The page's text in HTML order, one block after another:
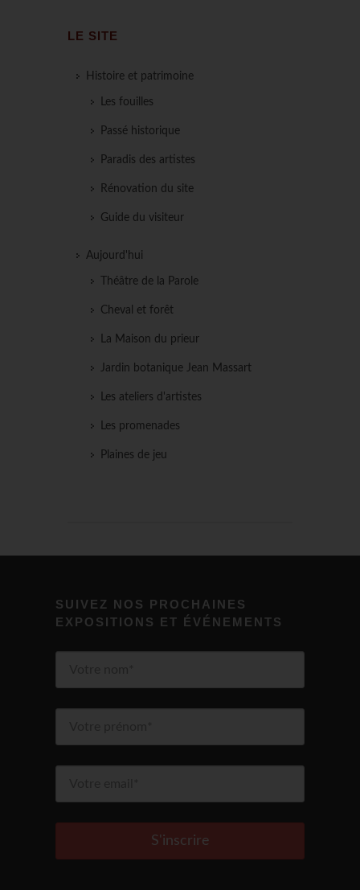
LE SITE
Histoire et patrimoine
Les fouilles
Passé historique
Paradis des artistes
Rénovation du site
Guide du visiteur
Aujourd'hui
Théâtre de la Parole
Cheval et forêt
La Maison du prieur
Jardin botanique Jean Massart
Les ateliers d'artistes
Les promenades
Plaines de jeu
SUIVEZ NOS PROCHAINES
EXPOSITIONS ET ÉVÉNEMENTS
S'inscrire